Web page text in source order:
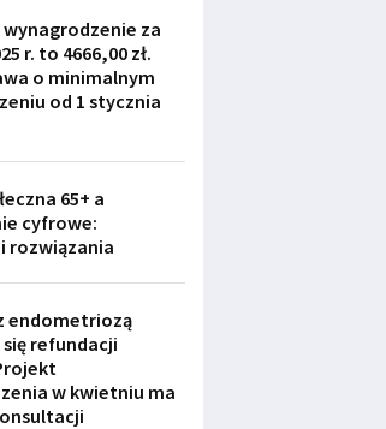
za
r. to 4666,00 zł.
o minimalnym
od 1 stycznia
65+ a
cyfrowe:
rozwiązania
endometriozą
refundacji
w kwietniu ma